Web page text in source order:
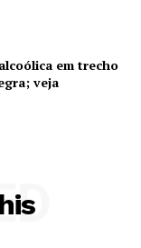
em trecho
veja